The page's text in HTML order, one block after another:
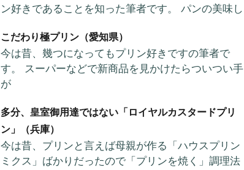
ン好きであることを知った筆者です。 パンの美味し
こだわり極プリン（愛知県）
今は昔、幾つになってもプリン好きですの筆者で
す。 スーパーなどで新商品を見かけたらついつい手
が
多分、皇室御用達ではない「ロイヤルカスタードプリ
ン」（兵庫）
今は昔、プリンと言えば母親が作る「ハウスプリン
ミクス」ばかりだったので「プリンを焼く」調理法